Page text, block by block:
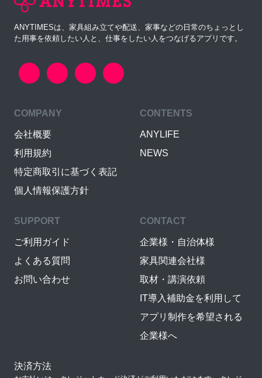
ANYTIMESは、家具組み立てや配送、家事などの日常のちょっとし
た用事を依頼したい人と、仕事をしたい人をつなげるアプリです。
COMPANY
会社概要
利用規約
特定商取引に基づく表記
個人情報保護方針
CONTENTS
ANYLIFE
NEWS
SUPPORT
ご利用ガイド
よくある質問
お問い合わせ
CONTACT
企業様・自治体様
家具関連会社様
取材・講演依頼
IT導入補助金を利用して
アプリ制作を希望される
企業様へ
決済方法